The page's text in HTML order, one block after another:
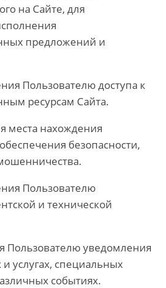
на Сайте, для
предложений и
Пользователю доступа к
ресурсам Сайта.
места нахождения
безопасности,
Пользователю
и технической
Пользователю уведомления
услугах, специальных
событиях.